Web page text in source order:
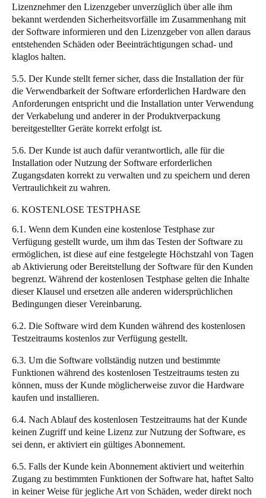
Lizenznehmer den Lizenzgeber unverzüglich über alle ihm
bekannt werdenden Sicherheitsvorfälle im Zusammenhang mit
der Software informieren und den Lizenzgeber von allen daraus
entstehenden Schäden oder Beeinträchtigungen schad- und
klaglos halten.
5.5. Der Kunde stellt ferner sicher, dass die Installation der für
die Verwendbarkeit der Software erforderlichen Hardware den
Anforderungen entspricht und die Installation unter Verwendung
der Verkabelung und anderer in der Produktverpackung
bereitgestellter Geräte korrekt erfolgt ist.
5.6. Der Kunde ist auch dafür verantwortlich, alle für die
Installation oder Nutzung der Software erforderlichen
Zugangsdaten korrekt zu verwalten und zu speichern und deren
Vertraulichkeit zu wahren.
6. KOSTENLOSE TESTPHASE
6.1. Wenn dem Kunden eine kostenlose Testphase zur
Verfügung gestellt wurde, um ihm das Testen der Software zu
ermöglichen, ist diese auf eine festgelegte Höchstzahl von Tagen
ab Aktivierung oder Bereitstellung der Software für den Kunden
begrenzt. Während der kostenlosen Testphase gelten die Inhalte
dieser Klausel und ersetzen alle anderen widersprüchlichen
Bedingungen dieser Vereinbarung.
6.2. Die Software wird dem Kunden während des kostenlosen
Testzeitraums kostenlos zur Verfügung gestellt.
6.3. Um die Software vollständig nutzen und bestimmte
Funktionen während des kostenlosen Testzeitraums testen zu
können, muss der Kunde möglicherweise zuvor die Hardware
kaufen und installieren.
6.4. Nach Ablauf des kostenlosen Testzeitraums hat der Kunde
keinen Zugriff und keine Lizenz zur Nutzung der Software, es
sei denn, er aktiviert ein gültiges Abonnement.
6.5. Falls der Kunde kein Abonnement aktiviert und weiterhin
Zugang zu bestimmten Funktionen der Software hat, haftet Salto
in keiner Weise für jegliche Art von Schäden, weder direkt noch